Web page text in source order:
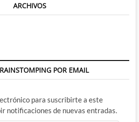
ARCHIVOS
POR EMAIL
para suscribirte a este
notificaciones de nuevas entradas.